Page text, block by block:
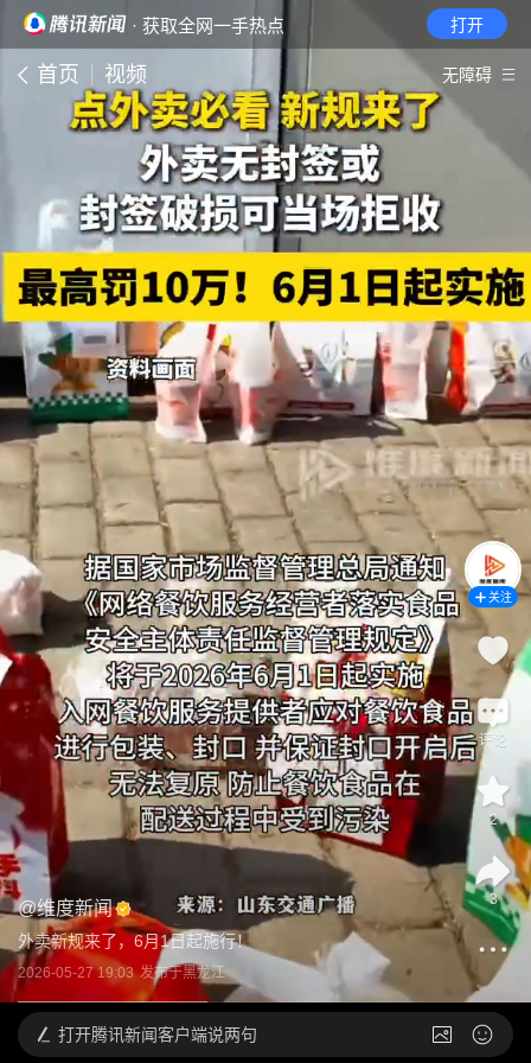
· 获取全网一手热点 打开
首页 视频 无障碍
@维度新闻
外卖新规来了，6月1日起施行！
2026-05-27 19:03 发布于黑龙江
关注
评论
2
3
打开腾讯新闻客户端说两句